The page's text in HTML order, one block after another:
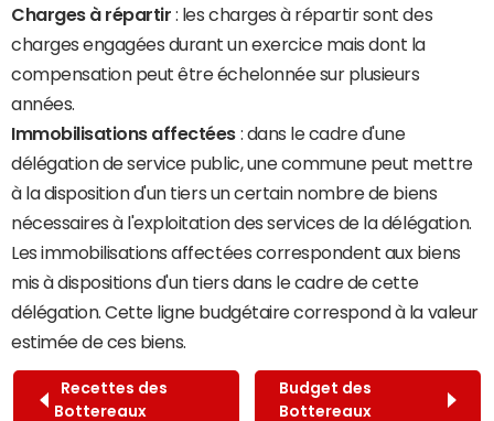
Charges à répartir : les charges à répartir sont des
charges engagées durant un exercice mais dont la
compensation peut être échelonnée sur plusieurs
années.
Immobilisations affectées : dans le cadre d'une
délégation de service public, une commune peut mettre
à la disposition d'un tiers un certain nombre de biens
nécessaires à l'exploitation des services de la délégation.
Les immobilisations affectées correspondent aux biens
mis à dispositions d'un tiers dans le cadre de cette
délégation. Cette ligne budgétaire correspond à la valeur
estimée de ces biens.
Recettes des
Bottereaux
Budget des
Bottereaux